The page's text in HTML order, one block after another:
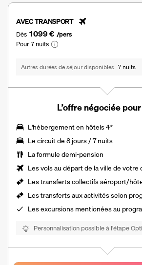
AVEC TRANSPORT
Dès 1 099 € /pers
Pour 7 nuits
Autres durées de séjour disponibles 7 nuits
L’offre négociée
L'hébergement en hôtels 4*
Lecircuit de 8 jours / 7 nuits
La formule demi-pension
Les vols au départ de la ville de votre
Les transferts collectifs aéroport/
Les transferts aux activités selon
Lesexcursions mentionées au
Personnalisation possible à l’étape